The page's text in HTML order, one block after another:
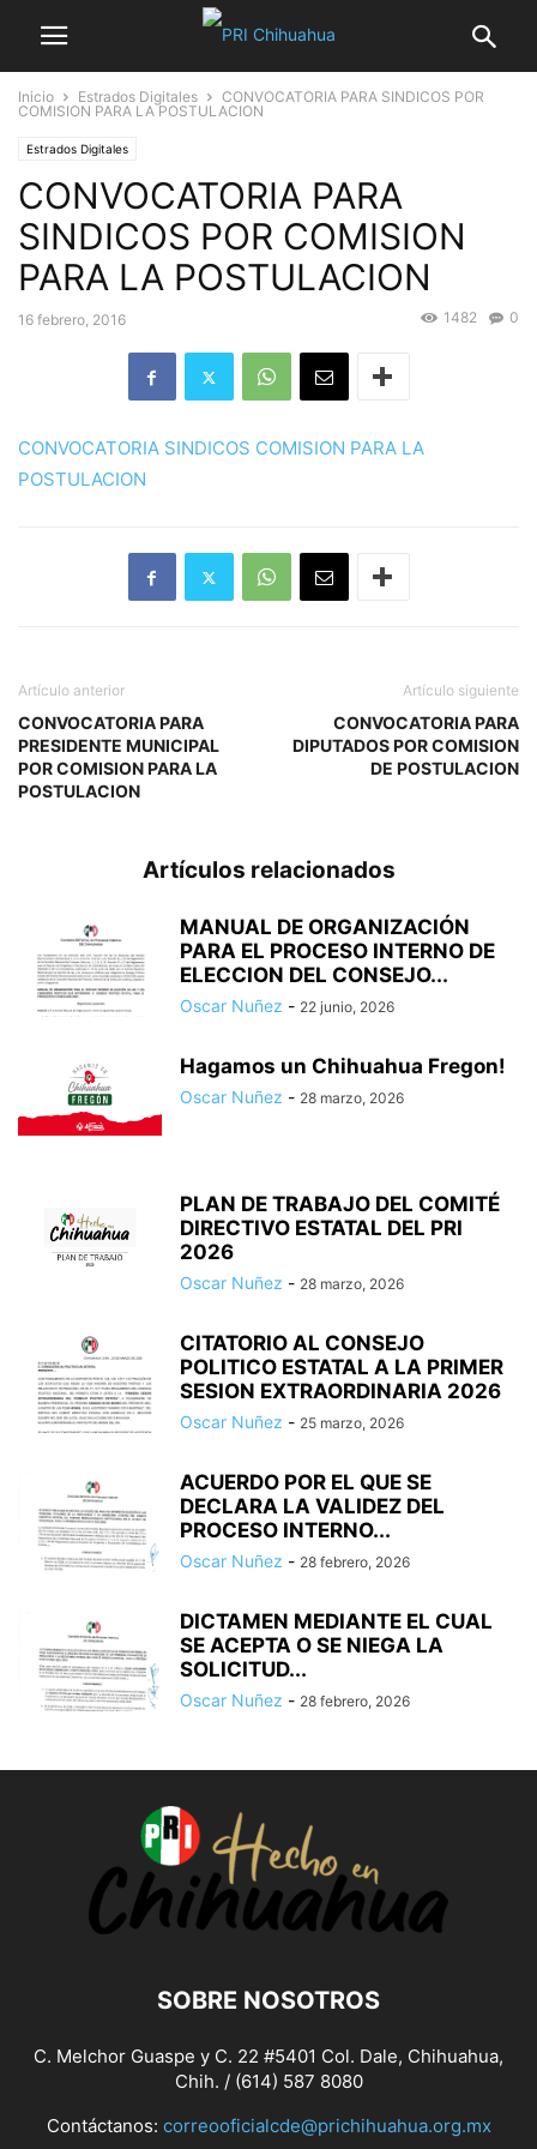
Inicio Estrados Digitales
CONVOCATORIA PARA SINDICOS POR
COMISION PARA LA POSTULACION
Estrados Digitales
CONVOCATORIA PARA
SINDICOS POR COMISION
PARA LA POSTULACION
16 febrero, 2016 0
1482
CONVOCATORIA SINDICOS COMISION PARA LA
POSTULACION
Artículo anterior
CONVOCATORIA PARA
PRESIDENTE MUNICIPAL
POR COMISION PARA LA
POSTULACION
Artículo siguiente
CONVOCATORIA PARA
DIPUTADOS POR COMISION
DE POSTULACION
Artículos relacionados
MANUAL DE ORGANIZACIÓN
PARA EL PROCESO INTERNO DE
ELECCION DEL CONSEJO...
Oscar Nuñez - 22 junio, 2026
Hagamos un Chihuahua Fregon!
Oscar Nuñez - 28 marzo, 2026
PLAN DE TRABAJO DEL COMITÉ
DIRECTIVO ESTATAL DEL PRI
2026
Oscar Nuñez - 28 marzo, 2026
CITATORIO AL CONSEJO
POLITICO ESTATAL A LA PRIMER
SESION EXTRAORDINARIA 2026
Oscar Nuñez - 25 marzo, 2026
ACUERDO POR EL QUE SE
DECLARA LA VALIDEZ DEL
PROCESO INTERNO...
Oscar Nuñez - 28 febrero, 2026
DICTAMEN MEDIANTE EL CUAL
SE ACEPTA O SE NIEGA LA
SOLICITUD...
Oscar Nuñez - 28 febrero, 2026
SOBRE NOSOTROS
C. Melchor Guaspe y C. 22 #5401 Col. Dale, Chihuahua,
Chih. / (614) 587 8080
Contáctanos: correooficialcde@prichihuahua.org.mx